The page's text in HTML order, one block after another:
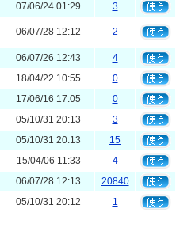
07/06/24 01:29 3
06/07/28 12:12 2
06/07/26 12:43
4
18/04/22 10:55
0
17/06/16 17:05
0
05/10/31 20:13
3
05/10/31 20:13
15
15/04/06 11:33
4
06/07/28 12:13
20840
05/10/31 20:12 1